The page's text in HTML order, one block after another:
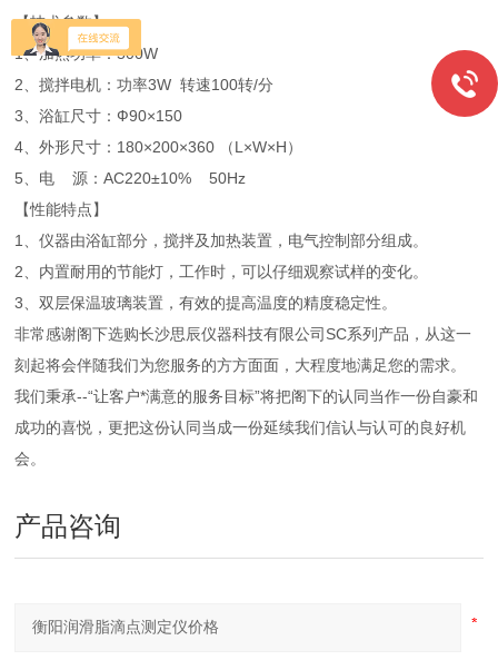
【技术参数】
1、加热功率：500W
2、搅拌电机：功率3W 转速100转/分
3、浴缸尺寸：Ф90×150
4、外形尺寸：180×200×360 （L×W×H）
5、电 源：AC220±10% 50Hz
【性能特点】
1、仪器由浴缸部分，搅拌及加热装置，电气控制部分组成。
2、内置耐用的节能灯，工作时，可以仔细观察试样的变化。
3、双层保温玻璃装置，有效的提高温度的精度稳定性。
非常感谢阁下选购长沙思辰仪器科技有限公司SC系列产品，从这一
刻起将会伴随我们为您服务的方方面面，大程度地满足您的需求。
我们秉承--“让客户*满意的服务目标”将把阁下的认同当作一份自豪和
成功的喜悦，更把这份认同当成一份延续我们信认与认可的良好机
会。
产品咨询